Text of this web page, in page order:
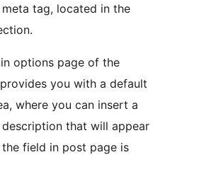
tag, located in the
options page of the
you with a default
where you can insert a
that will appear
the field in post page is